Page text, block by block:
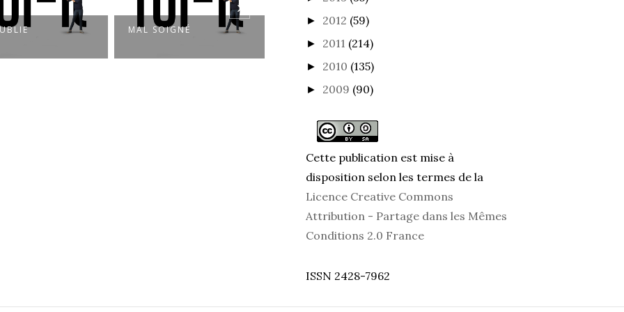
MAL SOIGNÉ
► 2012 (59)
► 2011 (214)
► 2010 (135)
► 2009 (90)
Cette publication est mise à
disposition selon les termes de la
Licence Creative Commons
Attribution - Partage dans les Mêmes
Conditions 2.0 France
ISSN 2428-7962